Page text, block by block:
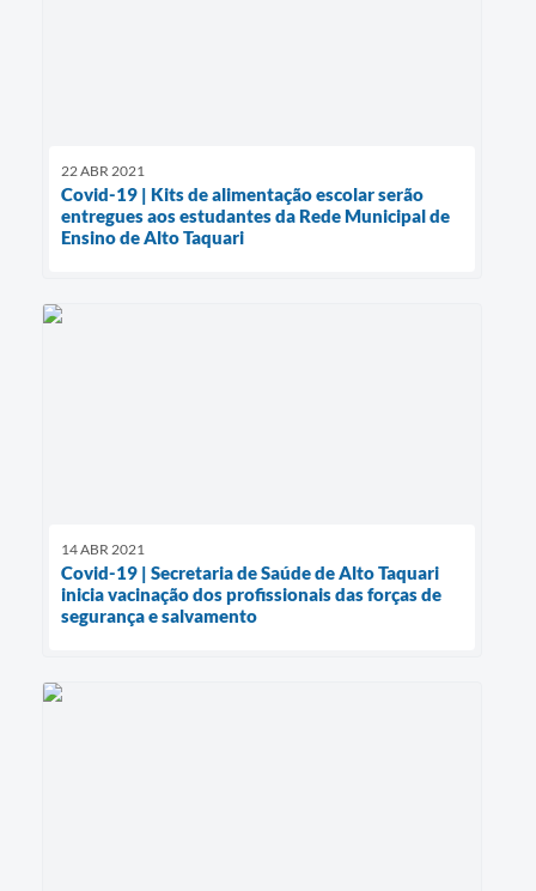
22 ABR 2021
Covid-19 | Kits de alimentação escolar serão
entregues aos estudantes da Rede Municipal de
Ensino de Alto Taquari
14 ABR 2021
Covid-19 | Secretaria de Saúde de Alto Taquari
inicia vacinação dos profissionais das forças de
segurança e salvamento